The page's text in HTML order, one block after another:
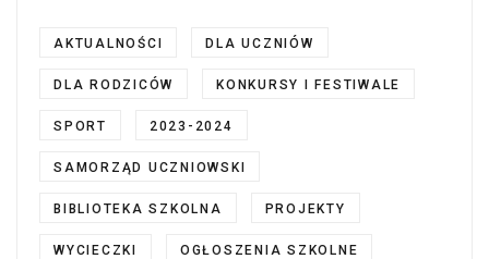
AKTUALNOŚCI DLA UCZNIÓW
DLA RODZICÓW KONKURSY I FESTIWALE
SPORT 2023-2024
SAMORZĄD UCZNIOWSKI
BIBLIOTEKA SZKOLNA PROJEKTY
WYCIECZKI OGŁOSZENIA SZKOLNE